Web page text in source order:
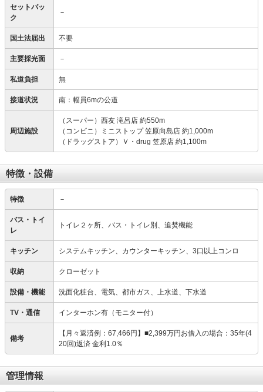
セットバッ
ク
－
国土法届出 不要
主要採光面 －
私道負担 無
接道状況 南：幅員6mの公道
周辺施設
（スーパー）西友 滝呂店 約550m
（コンビニ）ミニストップ 笠原向島店 約1,000m
（ドラッグストア）Ｖ・drug 笠原店 約1,100m
特徴・設備
特徴 －
バス・トイ
レ
トイレ２ヶ所、バス・トイレ別、追焚機能
キッチン システムキッチン、カウンターキッチン、3口以上コンロ
収納 クローゼット
設備・機能 洗面化粧台、電気、都市ガス、上水道、下水道
TV・通信 インターホン有（モニター付）
備考
【月々返済例：67,466円】■2,399万円お借入の場合：35年(4
20回)返済 金利1.0％
管理情報